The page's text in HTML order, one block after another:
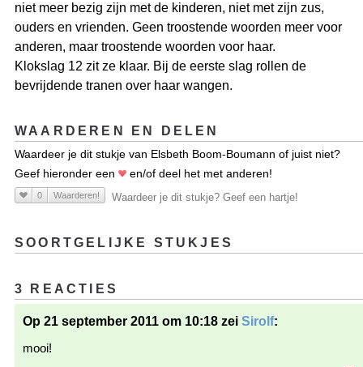
niet meer bezig zijn met de kinderen, niet met zijn zus,
ouders en vrienden. Geen troostende woorden meer voor
anderen, maar troostende woorden voor haar.
Klokslag 12 zit ze klaar. Bij de eerste slag rollen de
bevrijdende tranen over haar wangen.
WAARDEREN EN DELEN
Waardeer je dit stukje van Elsbeth Boom-Boumann of juist niet?
Geef hieronder een
en/of deel het met anderen!
0 Waarderen! Waardeer je dit stukje? Geef een hartje!
SOORTGELIJKE STUKJES
3 REACTIES
Op 21 september 2011 om 10:18 zei Sirolf:
mooi!